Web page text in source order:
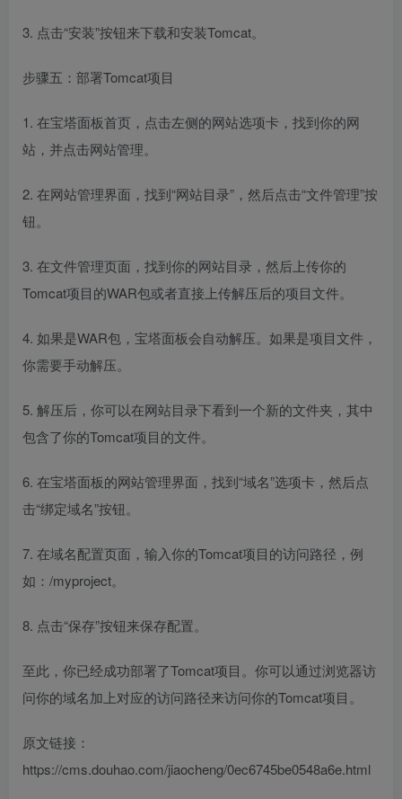
3. 点击“安装”按钮来下载和安装Tomcat。
步骤五：部署Tomcat项目
1. 在宝塔面板首页，点击左侧的网站选项卡，找到你的网
站，并点击网站管理。
2. 在网站管理界面，找到“网站目录”，然后点击“文件管理”按
钮。
3. 在文件管理页面，找到你的网站目录，然后上传你的
Tomcat项目的WAR包或者直接上传解压后的项目文件。
4. 如果是WAR包，宝塔面板会自动解压。如果是项目文件，
你需要手动解压。
5. 解压后，你可以在网站目录下看到一个新的文件夹，其中
包含了你的Tomcat项目的文件。
6. 在宝塔面板的网站管理界面，找到“域名”选项卡，然后点
击“绑定域名”按钮。
7. 在域名配置页面，输入你的Tomcat项目的访问路径，例
如：/myproject。
8. 点击“保存”按钮来保存配置。
至此，你已经成功部署了Tomcat项目。你可以通过浏览器访
问你的域名加上对应的访问路径来访问你的Tomcat项目。
原文链接：
https://cms.douhao.com/jiaocheng/0ec6745be0548a6e.html